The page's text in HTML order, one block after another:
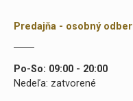
Predajňa - osobný odber
Po-So: 09:00 - 20:00
Nedeľa: zatvorené